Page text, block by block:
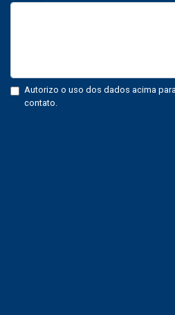
Autorizo o uso dos dados acima para
contato.